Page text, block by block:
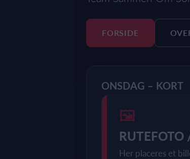
FORSIDE
ONSDAG – KORT
🖼
Her placeres et